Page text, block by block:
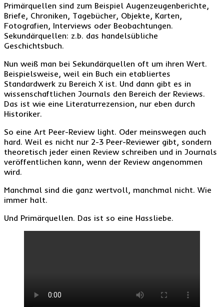
Primärquellen sind zum Beispiel Augenzeugenberichte,
Briefe, Chroniken, Tagebücher, Objekte, Karten,
Fotografien, Interviews oder Beobachtungen.
Sekundärquellen: z.b. das handelsübliche
Geschichtsbuch.
Nun weiß man bei Sekundärquellen oft um ihren Wert.
Beispielsweise, weil ein Buch ein etabliertes
Standardwerk zu Bereich X ist. Und dann gibt es in
wissenschaftlichen Journals den Bereich der Reviews.
Das ist wie eine Literaturrezension, nur eben durch
Historiker.
So eine Art Peer-Review light. Oder meinswegen auch
hard. Weil es nicht nur 2-3 Peer-Reviewer gibt, sondern
theoretisch jeder einen Review schreiben und in Journals
veröffentlichen kann, wenn der Review angenommen
wird.
Manchmal sind die ganz wertvoll, manchmal nicht. Wie
immer halt.
Und Primärquellen. Das ist so eine Hassliebe.